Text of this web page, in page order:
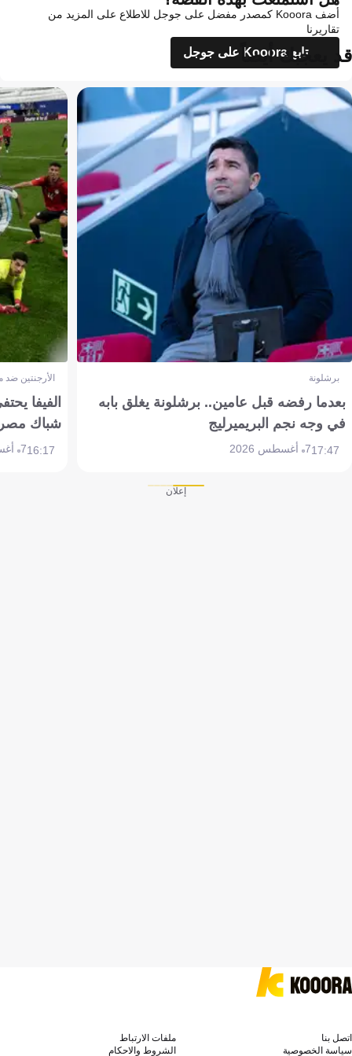
أضف Kooora كمصدر مفضل على جوجل للاطلاع على المزيد من
تقاريرنا
تابع Kooora على جوجل
قد يعجبك أيضاً
برشلونة
بعدما رفضه قبل عامين.. برشلونة يغلق بابه
في وجه نجم البريميرليج
17:477 أغسطس 2026
الأرجنتين
الفيفا
شباك
16:177 أغسطس 2026
إعلان
اتصل بنا
ملفات الارتباط
سياسة الخصوصية
الشروط والاحكام